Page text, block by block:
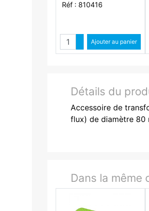
Réf : 810416
Quantité
Augmenter quantité
Diminuer quantité
Ajouter au panier
Détails du
Accessoire de
flux) de diamètre 80
Dans la même